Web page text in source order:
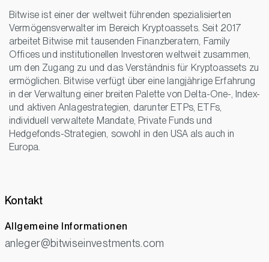
Bitwise ist einer der weltweit führenden spezialisierten
Vermögensverwalter im Bereich Kryptoassets. Seit 2017
arbeitet Bitwise mit tausenden Finanzberatern, Family
Offices und institutionellen Investoren weltweit zusammen,
um den Zugang zu und das Verständnis für Kryptoassets zu
ermöglichen. Bitwise verfügt über eine langjährige Erfahrung
in der Verwaltung einer breiten Palette von Delta-One-, Index-
und aktiven Anlagestrategien, darunter ETPs, ETFs,
individuell verwaltete Mandate, Private Funds und
Hedgefonds-Strategien, sowohl in den USA als auch in
Europa.
Kontakt
Allgemeine Informationen
anleger@bitwiseinvestments.com